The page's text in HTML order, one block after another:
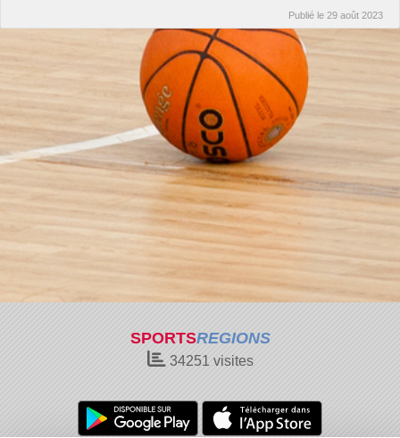
Publié le 29 août 2023
SPORTSREGIONS
34251 visites